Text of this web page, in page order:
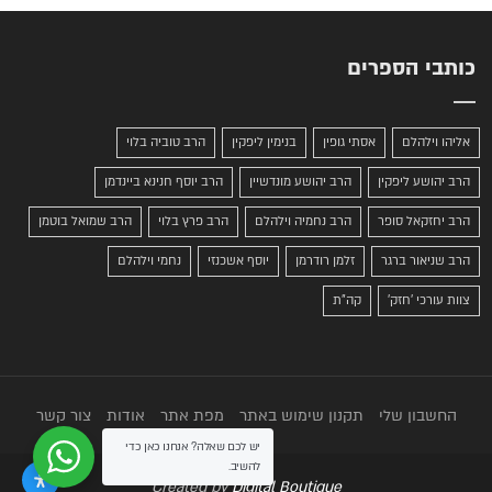
כותבי הספרים
אליהו וילהלם אסתי גופין בנימין ליפקין הרב טוביה בלוי
הרב יהושע ליפקין הרב יהושע מונדשיין הרב יוסף חנינא ביינדמן
הרב יחזקאל סופר הרב נחמיה וילהלם הרב פרץ בלוי הרב שמואל בוטמן
הרב שניאור ברגר זלמן רודרמן יוסף אשכנזי נחמי וילהלם
צוות עורכי 'חזק' קה"ת
החשבון שלי תקנון שימוש באתר מפת אתר אודות צור קשר
Created byDigital Boutique
יש לכם שאלה? אנחנו כאן כדי
להשיב.